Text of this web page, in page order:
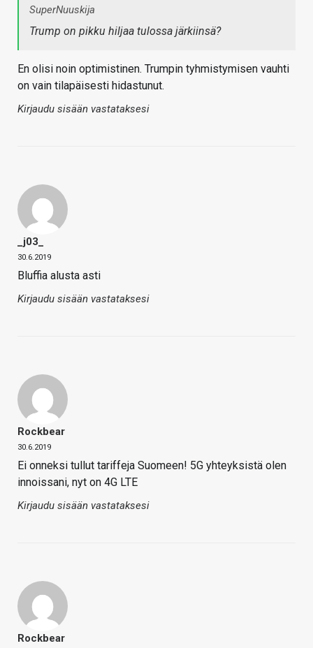
SuperNuuskija
Trump on pikku hiljaa tulossa järkiinsä?
En olisi noin optimistinen. Trumpin tyhmistymisen vauhti
on vain tilapäisesti hidastunut.
Kirjaudu sisään vastataksesi
_j03_
30.6.2019
Bluffia alusta asti
Kirjaudu sisään vastataksesi
Rockbear
30.6.2019
Ei onneksi tullut tariffeja Suomeen! 5G yhteyksistä olen
innoissani, nyt on 4G LTE
Kirjaudu sisään vastataksesi
Rockbear